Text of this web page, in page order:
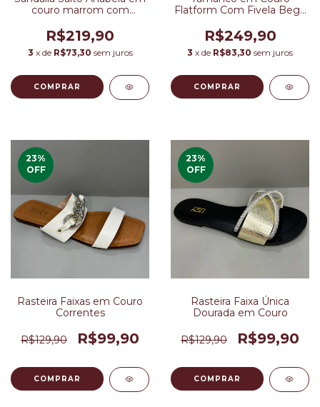
couro marrom com
R$219,90
3 x de R$73,30 sem juros
COMPRAR
Flatform Com Fivela Bege
R$249,90
3 x de R$83,30 sem juros
COMPRAR
23%
OFF
Rasteira Faixas em Couro
Correntes
R$129,90 R$99,90
COMPRAR
23%
OFF
Rasteira Faixa Única
Dourada em Couro
R$129,90 R$99,90
COMPRAR